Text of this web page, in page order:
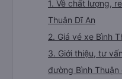
1. Về chất lượng,
Thuận Dĩ An
2. Giá vé xe Bình
3. Giới thiệu, tư
đường Bình Thuận